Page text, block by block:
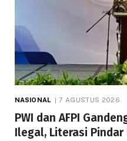
NASIONAL 7 AGUSTUS 2026
PWI dan AFPI
Ilegal, Literasi Pindar